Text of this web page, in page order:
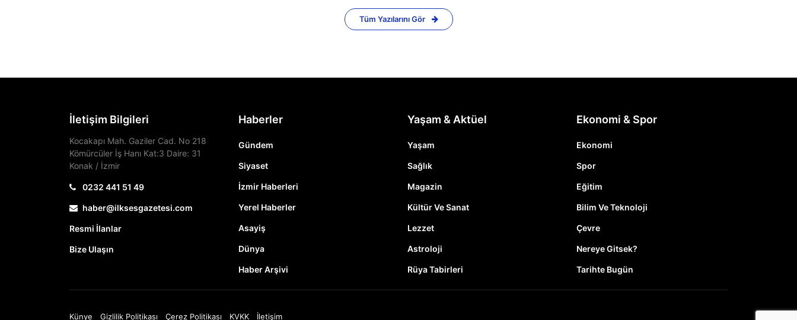
Tüm Yazılarını Gör
İletişim Bilgileri
Kocakapı Mah. Gaziler Cad. No 218
Kömürcüler İş Hanı Kat:3 Daire: 31
Konak / İzmir
0232 441 51 49
haber@ilksesgazetesi.com
Resmi İlanlar
Bize Ulaşın
Haberler
Gündem
Siyaset
İzmir Haberleri
Yerel Haberler
Asayiş
Dünya
Haber Arşivi
Yaşam & Aktüel
Yaşam
Sağlık
Magazin
Kültür Ve Sanat
Lezzet
Astroloji
Rüya Tabirleri
Ekonomi & Spor
Ekonomi
Spor
Eğitim
Bilim Ve Teknoloji
Çevre
Nereye Gitsek?
Tarihte Bugün
Künye Gizlilik Politikası Çerez Politikası KVKK İletişim